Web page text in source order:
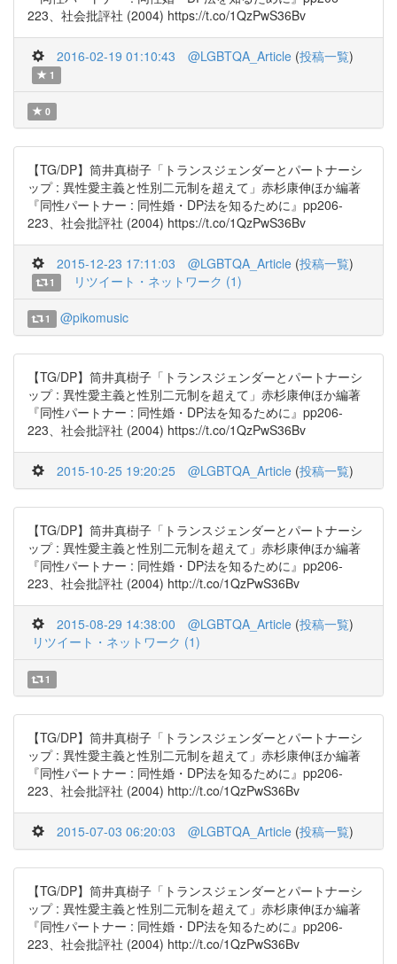
223、社会批評社 (2004) https://t.co/1QzPwS36Bv
2016-02-19 01:10:43 @LGBTQA_Article (投稿一覧)
1
0
【TG/DP】筒井真樹子「トランスジェンダーとパートナーシ
ップ : 異性愛主義と性別二元制を超えて」赤杉康伸ほか編著
『同性パートナー : 同性婚・DP法を知るために』pp206-
223、社会批評社 (2004) https://t.co/1QzPwS36Bv
2015-12-23 17:11:03 @LGBTQA_Article (投稿一覧)
1 リツイート・ネットワーク (1)
1 @pikomusic
【TG/DP】筒井真樹子「トランスジェンダーとパートナーシ
ップ : 異性愛主義と性別二元制を超えて」赤杉康伸ほか編著
『同性パートナー : 同性婚・DP法を知るために』pp206-
223、社会批評社 (2004) https://t.co/1QzPwS36Bv
2015-10-25 19:20:25 @LGBTQA_Article (投稿一覧)
【TG/DP】筒井真樹子「トランスジェンダーとパートナーシ
ップ : 異性愛主義と性別二元制を超えて」赤杉康伸ほか編著
『同性パートナー : 同性婚・DP法を知るために』pp206-
223、社会批評社 (2004) http://t.co/1QzPwS36Bv
2015-08-29 14:38:00 @LGBTQA_Article (投稿一覧)
リツイート・ネットワーク (1)
1
【TG/DP】筒井真樹子「トランスジェンダーとパートナーシ
ップ : 異性愛主義と性別二元制を超えて」赤杉康伸ほか編著
『同性パートナー : 同性婚・DP法を知るために』pp206-
223、社会批評社 (2004) http://t.co/1QzPwS36Bv
2015-07-03 06:20:03 @LGBTQA_Article (投稿一覧)
【TG/DP】筒井真樹子「トランスジェンダーとパートナーシ
ップ : 異性愛主義と性別二元制を超えて」赤杉康伸ほか編著
『同性パートナー : 同性婚・DP法を知るために』pp206-
223、社会批評社 (2004) http://t.co/1QzPwS36Bv